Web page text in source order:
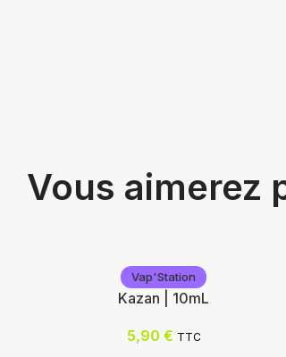
Vous aimerez
Vap'Station
Kazan | 10mL
5,90 € TTC